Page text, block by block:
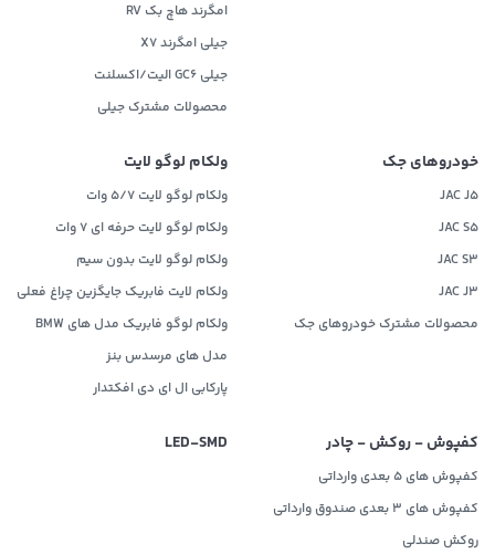
امگرند هاچ بک RV
جیلی امگرند X7
جیلی GC6 الیت/اکسلنت
محصولات مشترک جیلی
خودروهای جک
JAC J5
JAC S5
JAC S3
JAC J3
محصولات مشترک خودروهای جک
ولکام لوگو لایت
ولکام لوگو لایت 5/7 وات
ولکام لوگو لایت حرفه ای 7 وات
ولکام لوگو لایت بدون سیم
ولکام لایت فابریک جایگزین چراغ فعلی
ولکام لوگو فابریک مدل های BMW
مدل های مرسدس بنز
پارکابی ال ای دی افکتدار
کفپوش - روکش - چادر
کفپوش های 5 بعدی وارداتی
کفپوش های 3 بعدی صندوق وارداتی
روکش صندلی
LED‌-SMD